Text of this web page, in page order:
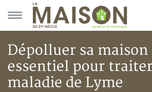
Aller au menu principal
Aller au contenu principal
Dépolluer sa maison
essentiel pour
maladie de Lyme